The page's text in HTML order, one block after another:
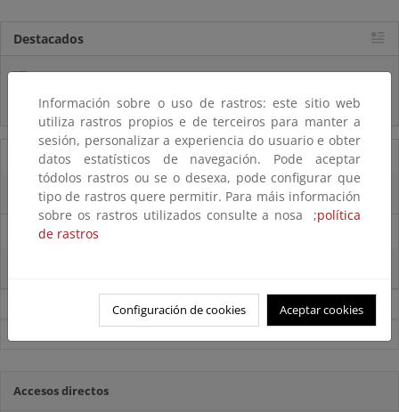
Destacados
Real Decreto subvenciones adaptación riesgos inundación
Inf. Pública RD medidas gestión riesgo inundación
05/08/2025
La reserva hídrica española se encuentra al 65,8% de su capacidad
29/07/2025
Noticias sobre Agua
Accesos directos
Información sobre o uso de rastros: este sitio web
utiliza rastros propios e de terceiros para manter a
sesión, personalizar a experiencia do usuario e obter
datos estatísticos de navegación. Pode aceptar
tódolos rastros ou se o desexa, pode configurar que
tipo de rastros quere permitir. Para máis información
sobre os rastros utilizados consulte a nosa ;política
de rastros
Configuración de cookies Aceptar cookies